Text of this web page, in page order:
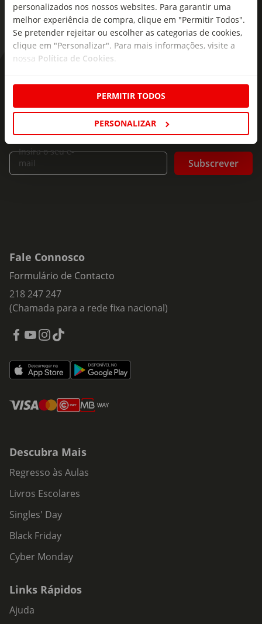
personalizados nos nossos websites. Para garantir uma
melhor experiência de compra, clique em "Permitir Todos".
Se pretender rejeitar ou escolher as categorias de cookies,
clique em "Personalizar". Para mais informações, visite a
nossa Política de Cookies
PERMITIR TODOS
PERSONALIZAR
seu e-mail!
Subscreva e descubra campanhas exclusivas,
ofertas e novidades para si.
Insira o seu e-
mail
Subscrever
Fale Connosco
Formulário de Contacto
218 247 247
(Chamada para a rede fixa nacional)
Descubra Mais
Regresso às Aulas
Livros Escolares
Singles' Day
Black Friday
Cyber Monday
Links Rápidos
Ajuda